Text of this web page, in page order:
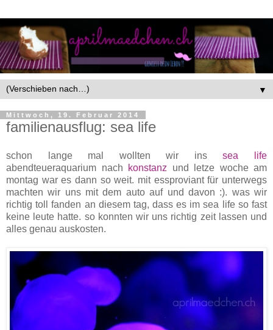
▼
Mittwoch, 19. Februar 2014
familienausflug: sea life
schon lange mal wollten wir inssea life
abendteueraquarium nach
konstanz und letze woche am
montag war es dann so weit. mit essproviant für unterwegs
machten wir uns mit dem auto auf und davon :). was wir
richtig toll fanden an diesem tag, dass es im sea life so fast
keine leute hatte. so konnten wir uns richtig zeit lassen und
alles genau auskosten.